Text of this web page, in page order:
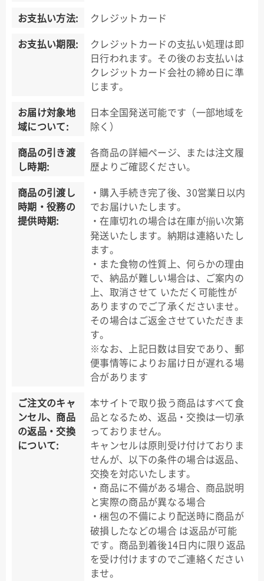
お支払い方法:
クレジットカード
お支払い期限:
クレジットカードの支払い処理は即
日行われます。その後のお支払いは
クレジットカード会社の締め日に準
じます。
お届け対象地
域について:
日本全国発送可能です（一部地域を
除く）
商品の引き渡
し時期:
各商品の詳細ページ、または注文履
歴よりご確認ください。
商品の引渡し
時期・役務の
提供時期:
・購入手続き完了後、30営業日以内
でお届けいたします。
・在庫切れの場合は在庫が揃い次第
発送いたします。納期は連絡いたし
ます。
・また食物の性質上、何らかの理由
で、納品が難しい場合は、ご案内の
上、取消させて いただく可能性が
ありますのでご了承くださいませ。
その場合はご返金させていただきま
す。
※なお、上記日数は目安であり、郵
便事情等によりお届け日が遅れる場
合があります
ご注文のキャ
ンセル、商品
の返品・交換
について:
本サイトで取り扱う商品はすべて食
品となるため、返品・交換は一切承
っておりません。
キャンセルは原則受け付けておりま
せんが、以下の条件の場合は返品、
交換を対応いたします。
・商品に不備がある場合、商品説明
と実際の商品が異なる場合
・梱包の不備により配送時に商品が
破損したなどの場合 は返品が可能
です。商品到着後14日内に限り返品
を受け付けますのでご連絡ください
ませ。